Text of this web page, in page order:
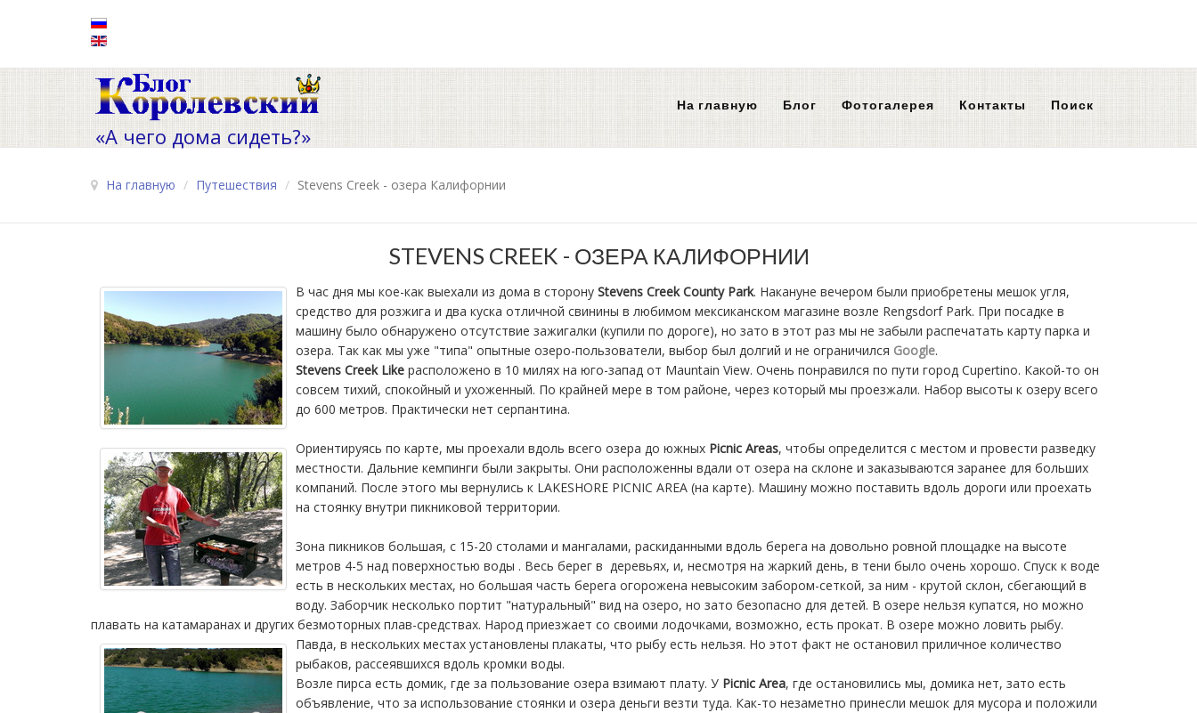
«А чего дома сидеть?»
На главную Блог Фотогалерея Контакты Поиск
На главную / Путешествия / Stevens Creek - озера Калифорнии
STEVENS CREEK - ОЗЕРА КАЛИФОРНИИ
В час дня мы кое-как выехали из дома в сторону Stevens Creek County Park. Накануне вечером были приобретены мешок угля,
средство для розжига и два куска отличной свинины в любимом мексиканском магазине возле Rengsdorf Park. При посадке в
машину было обнаружено отсутствие зажигалки (купили по дороге), но зато в этот раз мы не забыли распечатать карту парка и
озера. Так как мы уже "типа" опытные озеро-пользователи, выбор был долгий и не ограничился Google.
Stevens Creek Like расположено в 10 милях на юго-запад от Mauntain View. Очень понравился по пути город Cupertino. Какой-то он
совсем тихий, спокойный и ухоженный. По крайней мере в том районе, через который мы проезжали. Набор высоты к озеру всего
до 600 метров. Практически нет серпантина.
Ориентируясь по карте, мы проехали вдоль всего озера до южных Picnic Areas, чтобы определится с местом и провести разведку
местности. Дальние кемпинги были закрыты. Они расположенны вдали от озера на склоне и заказываются заранее для больших
компаний. После этого мы вернулись к LAKESHORE PICNIC AREA (на карте). Машину можно поставить вдоль дороги или проехать
на стоянку внутри пикниковой территории.
Зона пикников большая, с 15-20 столами и мангалами, раскиданными вдоль берега на довольно ровной площадке на высоте
метров 4-5 над поверхностью воды . Весь берег в деревьях, и, несмотря на жаркий день, в тени было очень хорошо. Спуск к воде
есть в нескольких местах, но большая часть берега огорожена невысоким забором-сеткой, за ним - крутой склон, сбегающий в
воду. Заборчик несколько портит "натуральный" вид на озеро, но зато безопасно для детей. В озере нельзя купатся, но можно
плавать на катамаранах и других безмоторных плав-средствах. Народ приезжает со своими лодочками, возможно, есть прокат. В озере можно ловить рыбу.
Павда, в нескольких местах установлены плакаты, что рыбу есть нельзя. Но этот факт не остановил приличное количество
рыбаков, рассеявшихся вдоль кромки воды.
Возле пирса есть домик, где за пользование озера взимают плату. У Picnic Area, где остановились мы, домика нет, зато есть
объявление, что за использование стоянки и озера деньги везти туда. Как-то незаметно принесли мешок для мусора и положили